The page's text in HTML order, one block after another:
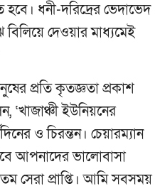
ধনী-দরিদ্রের ভেদাভেদ
দেওয়ার মাধ্যমেই
প্রতি কৃতজ্ঞতা প্রকাশ
‘খাজাঞ্চী ইউনিয়নের
ও চিরন্তন। চেয়ারম্যান
আপনাদের ভালোবাসা
সেরা প্রাপ্তি। আমি সবসময়